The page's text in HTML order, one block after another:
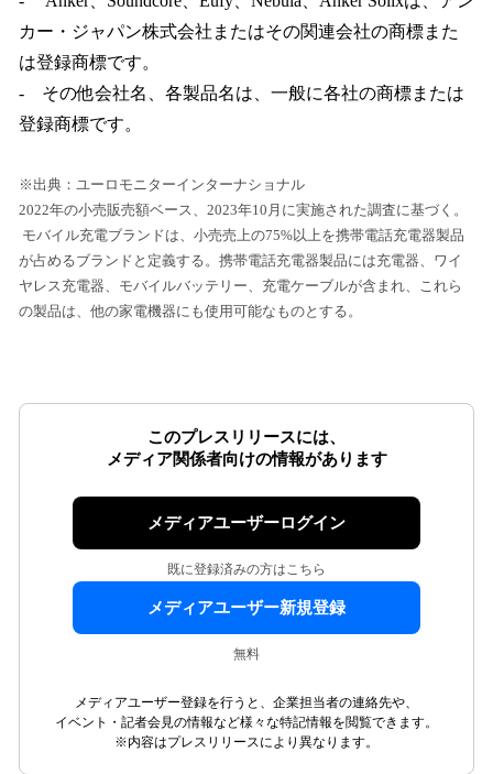
カー・ジャパン株式会社またはその関連会社の商標また
は登録商標です。
- その他会社名、各製品名は、一般に各社の商標または
登録商標です。
※出典：ユーロモニターインターナショナル
2022年の小売販売額ベース、2023年10月に実施された調査に基づく。
モバイル充電ブランドは、小売売上の75%以上を携帯電話充電器製品
が占めるブランドと定義する。携帯電話充電器製品には充電器、ワイ
ヤレス充電器、モバイルバッテリー、充電ケーブルが含まれ、これら
の製品は、他の家電機器にも使用可能なものとする。
このプレスリリースには、
メディア関係者向けの情報があります
メディアユーザーログイン
既に登録済みの方はこちら
メディアユーザー新規登録
無料
メディアユーザー登録を行うと、企業担当者の連絡先や、
イベント・記者会見の情報など様々な特記情報を閲覧できます。
※内容はプレスリリースにより異なります。